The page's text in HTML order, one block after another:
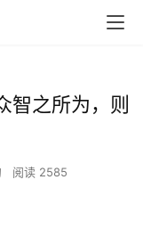
智之所为，则
阅读 2585